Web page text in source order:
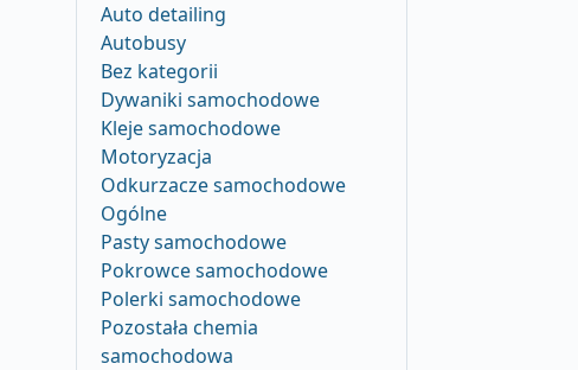
Auto detailing
Autobusy
Bez kategorii
Dywaniki samochodowe
Kleje samochodowe
Motoryzacja
Odkurzacze samochodowe
Ogólne
Pasty samochodowe
Pokrowce samochodowe
Polerki samochodowe
Pozostała chemia
samochodowa